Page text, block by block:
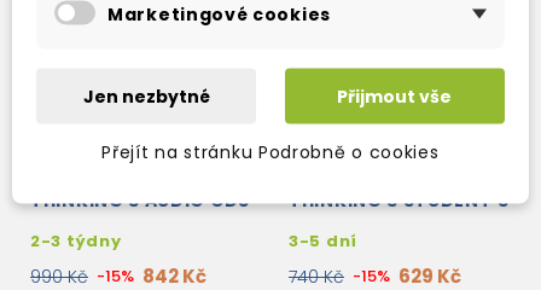
PATHWAYS READING,
THINKING 3 AUDIO CDS
2-3 týdny
990 Kč -15% 842 Kč
PATHWAYS READING,
THINKING 3 STUDENT'S
WORKBOOK ACCESS
CODE
3-5 dní
740 Kč -15% 629 Kč
Marketingové cookies
Jen nezbytné Přijmout vše
Přejít na stránku Podrobně o cookies